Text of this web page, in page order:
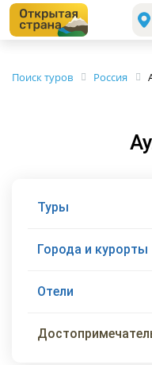
Поиск туров Россия
Туры
Города и курорты
Отели